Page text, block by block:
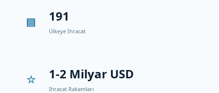
191
Ülkeye İhracat
1-2 Milyar USD
İhracat Rakamları